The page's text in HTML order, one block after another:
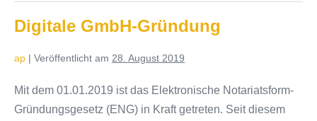
Digitale GmbH-Gründung
ap | Veröffentlicht am 28. August 2019
Mit dem 01.01.2019 ist das Elektronische Notariatsform-
Gründungsgesetz (ENG) in Kraft getreten. Seit diesem